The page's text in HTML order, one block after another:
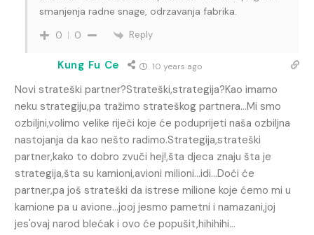
smanjenja radne snage, odrzavanja fabrika.
0 0 Reply
Kung Fu Ce 10 years ago
Novi strateški partner?Strateški,strategija?Kao imamo
neku strategiju,pa tražimo strateškog partnera…Mi smo
ozbiljni,volimo velike riječi koje će poduprijeti naša ozbiljna
nastojanja da kao nešto radimo.Strategija,strateški
partner,kako to dobro zvuči hej!,šta djeca znaju šta je
strategija,šta su kamioni,avioni milioni…idi…Doći će
partner,pa još strateški da istrese milione koje ćemo mi u
kamione pa u avione…jooj jesmo pametni i namazani,joj
jes'ovaj narod blećak i ovo će popušit,hihihihi…